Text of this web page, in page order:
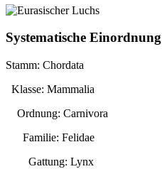
Systematische Einordnung
Stamm: Chordata
Klasse: Mammalia
Ordnung: Carnivora
Familie: Felidae
Gattung: Lynx